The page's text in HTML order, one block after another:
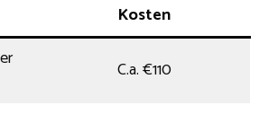
Kosten
C.a. €110